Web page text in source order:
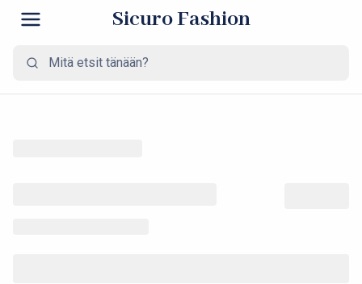
Sicuro Fashion